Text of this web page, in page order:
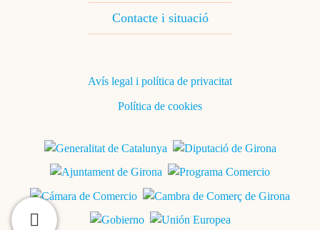
Show main menu
Contacte i situació
Avís legal i política de privacitat
Política de cookies